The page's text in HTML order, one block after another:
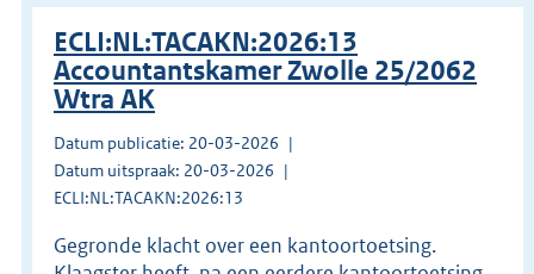
ECLI:NL:TACAKN:2026:13
Accountantskamer Zwolle 25/2062
Wtra AK
Datum publicatie: 20-03-2026
Datum uitspraak: 20-03-2026
ECLI:NL:TACAKN:2026:13
Gegronde klacht over een kantoortoetsing.